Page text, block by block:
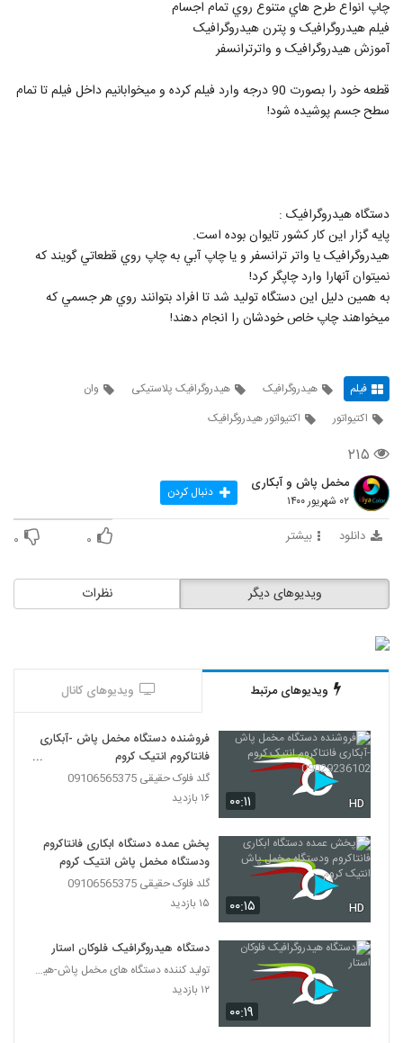
چاپ انواع طرح هاي متنوع روي تمام اجسام
فيلم هيدروگرافيک و پترن هيدروگرافيک
آموزش هيدروگرافيک و واترترانسفر
قطعه خود را بصورت 90 درجه وارد فيلم کرده و ميخوابانيم داخل فيلم تا تمام
سطح جسم پوشيده شود!
دستگاه هيدروگرافيک :
پايه گزار اين کار کشور تايوان بوده است.
هيدروگرافيک يا واتر ترانسفر و يا چاپ آبي به چاپ روي قطعاتي گويند که
نميتوان آنهارا وارد چاپگر کرد!
به همين دليل اين دستگاه توليد شد تا افراد بتوانند روي هر جسمي که
ميخواهند چاپ خاص خودشان را انجام دهند!
فیلم هیدروگرافیک هیدروگرافیک پلاستیکی
وان
اکتیواتور
اکتیواتور هیدروگرافیک
۲۱۵
مخمل پاش و آبکاری
۰۲ شهریور ۱۴۰۰ دنبال کردن
دانلود بیشتر ۰ ۰
نظرات ویدیوهای دیگر
ویدیوهای مرتبط ویدیوهای کانال
۰۰:۱۱ HD
فروشنده دستگاه مخمل پاش -آبکاری
فانتاکروم انتیک کروم
09029236102
گلد فلوک حقیقی 09106565375
۱۶ بازدید
۰۰:۱۵ HD
پخش عمده دستگاه ابکاری فانتاکروم
ودستگاه مخمل پاش انتیک کروم
گلد فلوک حقیقی 09106565375
۱۵ بازدید
۰۰:۱۹
دستگاه هیدروگرافیک فلوکان استار
تولید کننده دستگاه های مخمل پاش-هیدروگرافیک-ابکاری
۱۲ بازدید